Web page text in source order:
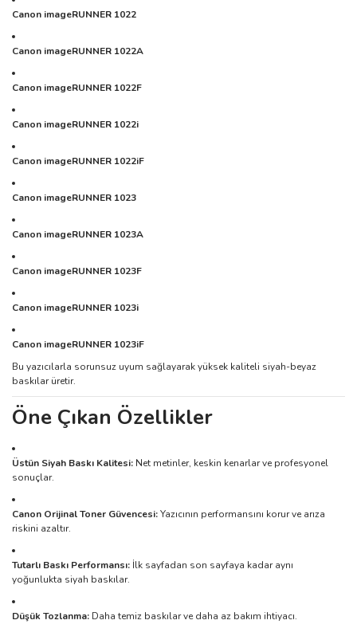
Canon imageRUNNER 1022
Canon imageRUNNER 1022A
Canon imageRUNNER 1022F
Canon imageRUNNER 1022i
Canon imageRUNNER 1022iF
Canon imageRUNNER 1023
Canon imageRUNNER 1023A
Canon imageRUNNER 1023F
Canon imageRUNNER 1023i
Canon imageRUNNER 1023iF
Bu yazıcılarla sorunsuz uyum sağlayarak yüksek kaliteli siyah-beyaz
baskılar üretir.
Öne Çıkan Özellikler
Üstün Siyah Baskı Kalitesi: Net metinler, keskin kenarlar ve profesyonel
sonuçlar.
Canon Orijinal Toner Güvencesi:Yazıcının performansını korur ve arıza
riskini azaltır.
Tutarlı Baskı Performansı: İlk sayfadan son sayfaya kadar aynı
yoğunlukta siyah baskılar.
Düşük Tozlanma: Daha temiz baskılar ve daha az bakım ihtiyacı.